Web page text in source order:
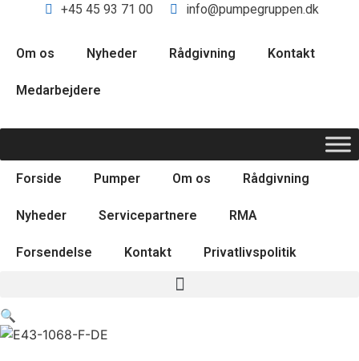
+45 45 93 71 00 info@pumpegruppen.dk
Om os Nyheder Rådgivning Kontakt
Medarbejdere
Forside Pumper Om os Rådgivning
Nyheder Servicepartnere RMA
Forsendelse Kontakt Privatlivspolitik
🔍